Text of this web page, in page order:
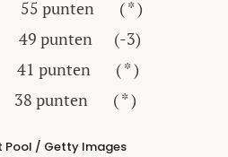
55 punten ( * )
49 punten (-3)
41 punten ( * )
punten ( * )
Pool / Getty Images